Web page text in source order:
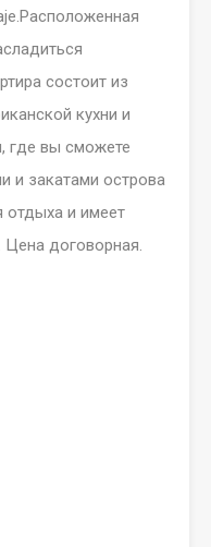
состоит из
кухни и
где вы сможете
и закатами острова
и имеет
договорная.